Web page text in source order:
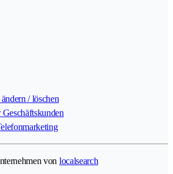
/ löschen
von localsearch